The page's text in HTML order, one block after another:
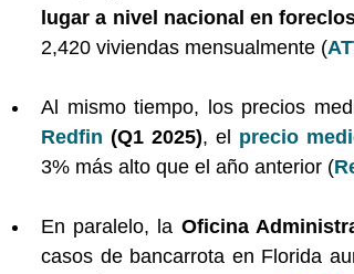
lugar a nivel nacional en
2,420 viviendas mensualmente (
Redfin (Q1 2025), el precio
3% más alto que el año anterior (
En paralelo, la Oficina
casos de bancarrota en Florida